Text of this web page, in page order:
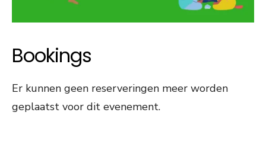
Bookings
Er kunnen geen reserveringen meer worden
geplaatst voor dit evenement.